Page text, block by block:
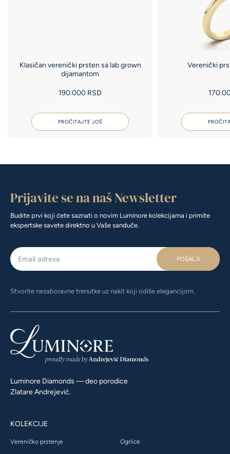
Klasičan verenički prsten sa lab grown
dijamantom
190.000 RSD
PROČITAJTE JOŠ
Verenički
Prijavite se na naš Newsletter
Budite prvi koji ćete saznati o novim Luminore kolekcijama i primite
ekspertske savete direktno u Vaše sanduče.
POŠALJI
Stvorite nezaboravne trenutke uz nakit koji odiše elegancijom.
Luminore Diamonds — deo porodice
Zlatare Andrejević.
KOLEKCIJE
Vereničko prstenje Ogrlice